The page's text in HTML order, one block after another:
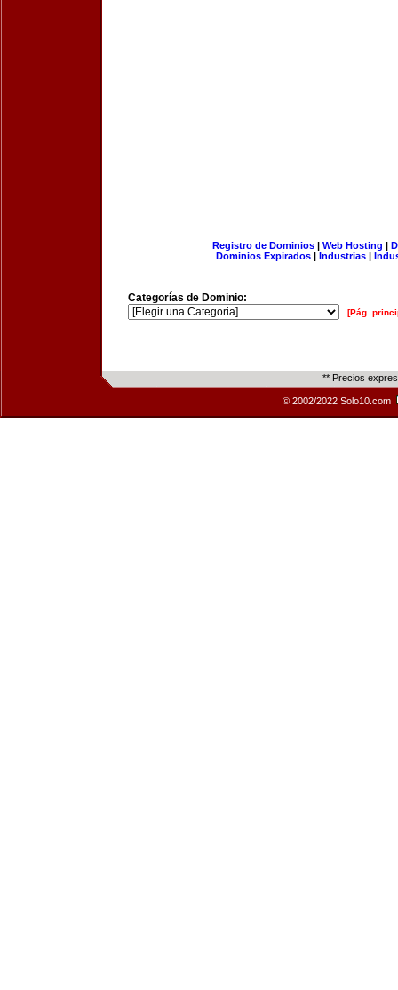
Registro de Dominios| Web Hosting |
Dominios Expirados | Industrias |
Categorías de Dominio:
[Pág.
** Precios
© 2002/2022 Solo10.com